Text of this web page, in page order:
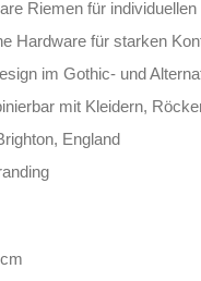
Riemen für individuellen
Hardware für starken
im Gothic- und
mit Kleidern,
England